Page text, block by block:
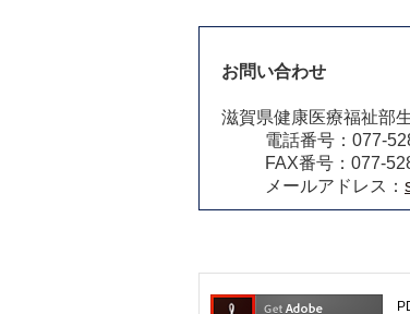
お問い合わせ
滋賀県健康医療福祉部
電話番号：077-
FAX番号：077-
メールアドレス：